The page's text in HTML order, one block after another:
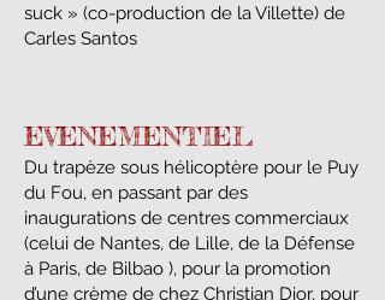
suck » (co-production de la Villette) de
Carles Santos
EVENEMENTIEL
Du trapèze sous hélicoptère pour le Puy
du Fou, en passant par des
inaugurations de centres commerciaux
(celui de Nantes, de Lille, de la Défense
à Paris, de Bilbao ), pour la promotion
d’une crème de chez Christian Dior, pour